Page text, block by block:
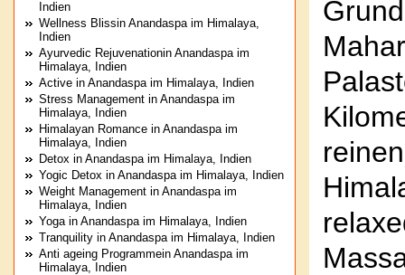
Indien
Wellness Blissin Anandaspa im Himalaya,
Indien
Ayurvedic Rejuvenationin Anandaspa im
Himalaya, Indien
Active in Anandaspa im Himalaya, Indien
Stress Management in Anandaspa im
Himalaya, Indien
Himalayan Romance in Anandaspa im
Himalaya, Indien
Detox in Anandaspa im Himalaya, Indien
Yogic Detox in Anandaspa im Himalaya, Indien
Weight Management in Anandaspa im
Himalaya, Indien
Yoga in Anandaspa im Himalaya, Indien
Tranquility in Anandaspa im Himalaya, Indien
Anti ageing Programmein Anandaspa im
Himalaya, Indien